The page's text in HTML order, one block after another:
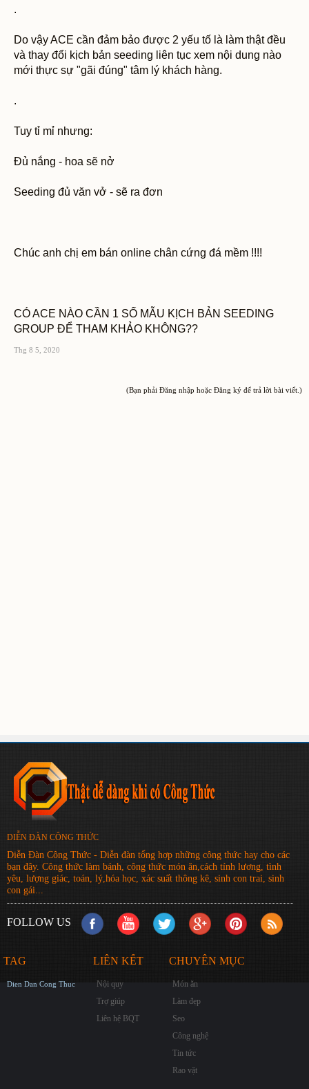
.
Do vậy ACE cần đảm bảo được 2 yếu tố là làm thật đều
và thay đổi kịch bản seeding liên tục xem nội dung nào
mới thực sự "gãi đúng" tâm lý khách hàng.
.
Tuy tỉ mỉ nhưng:
Đủ nắng - hoa sẽ nở
Seeding đủ văn vở - sẽ ra đơn
Chúc anh chị em bán online chân cứng đá mềm !!!!
CÓ ACE NÀO CẦN 1 SỐ MẪU KỊCH BẢN SEEDING
GROUP ĐỂ THAM KHẢO KHÔNG??
Thg 8 5, 2020
(Bạn phải Đăng nhập hoặc Đăng ký để trả lời bài viết.)
DIỄN ĐÀN CÔNG THỨC
Diễn Đàn Công Thức - Diễn đàn tổng hợp những công thức hay cho các
bạn đây. Công thức làm bánh, công thức món ăn,cách tính lương, tình
yêu, lượng giác, toán, lý,hóa học, xác suất thông kê, sinh con trai, sinh
con gái...
FOLLOW US
TAG
Dien Dan Cong Thuc
LIÊN KẾT
Nội quy
Trợ giúp
Liên hệ BQT
CHUYÊN MỤC
Món ăn
Làm đẹp
Seo
Công nghệ
Tin tức
Rao vặt